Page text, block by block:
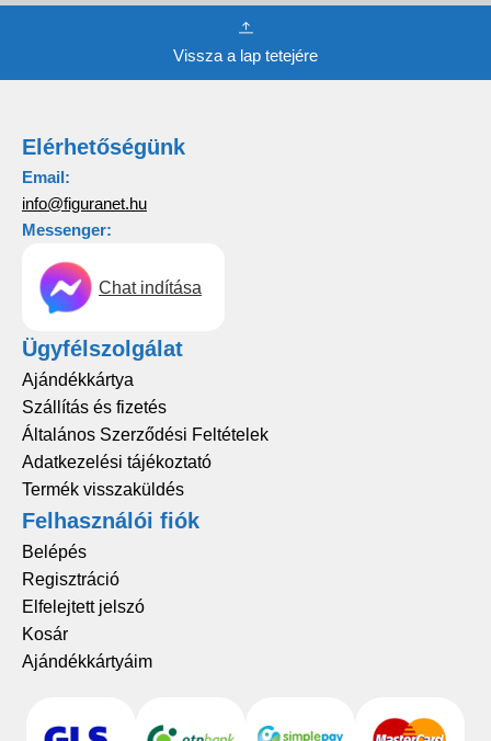
Vissza a lap tetejére
Elérhetőségünk
Email:
info@figuranet.hu
Messenger:
Chat indítása
Ügyfélszolgálat
Ajándékkártya
Szállítás és fizetés
Általános Szerződési Feltételek
Adatkezelési tájékoztató
Termék visszaküldés
Felhasználói fiók
Belépés
Regisztráció
Elfelejtett jelszó
Kosár
Ajándékkártyáim